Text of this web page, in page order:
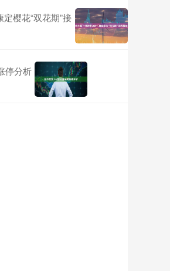
樱花“双花期”接
停分析